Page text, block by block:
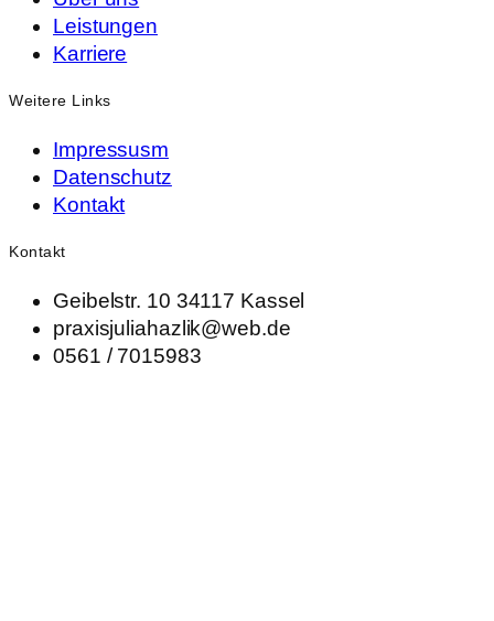
Leistungen
Karriere
Weitere Links
Impressusm
Datenschutz
Kontakt
Kontakt
Geibelstr. 10 34117 Kassel
praxisjuliahazlik@web.de
0561 / 7015983